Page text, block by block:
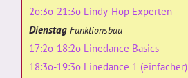
2o:3o-21:3o Lindy-Hop Experten
Dienstag Funktionsbau
17:2o-18:2o Linedance Basics
18:3o-19:3o Linedance 1 (einfacher)